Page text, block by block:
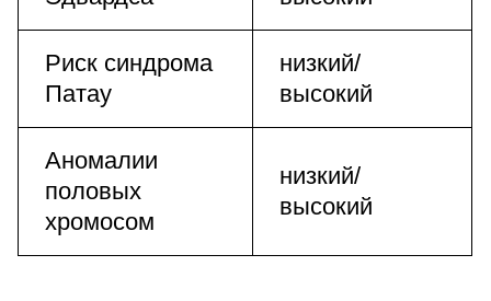
Риск синдрома
Патау
низкий/
высокий
Аномалии
половых
хромосом
низкий/
высокий